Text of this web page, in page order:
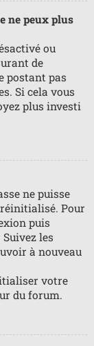
ne peux plus
ou
de
postant pas
Si cela vous
plus investi
ne puisse
Pour
puis
Suivez les
à nouveau
votre
du forum.